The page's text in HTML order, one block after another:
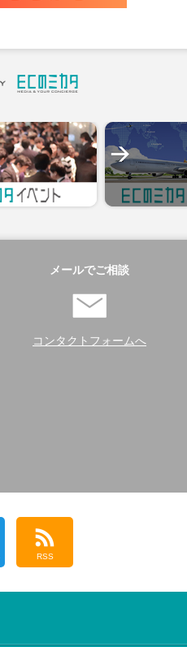
メールでご相談
コンタクトフォームへ
RSS